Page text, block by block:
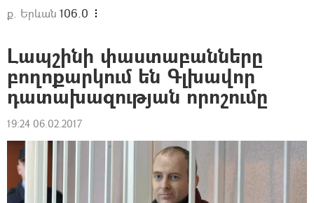
ք. Երևան 106.0
Լապշինի փաստաբանները
բողոքարկում են Գլխավոր
դատախազության որոշումը
19:24 06.02.2017